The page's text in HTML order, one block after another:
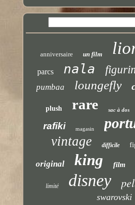
anniversaire un film
parcs nala
pumbaa loungefly
plush rare sac à dos
rafiki magasin
vintage difficile
original king film
limité disney
swarovski